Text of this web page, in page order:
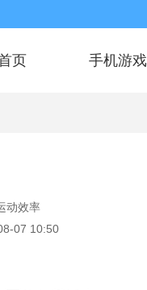
页 手机游戏
动效率
07 10:50